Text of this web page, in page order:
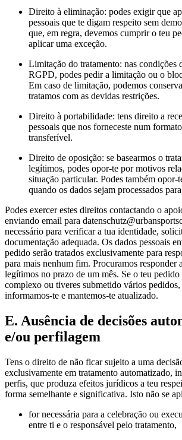
Direito à eliminação: podes exigir que
pessoais que te digam respeito sem
que, em regra, devemos cumprir o teu
aplicar uma exceção.
Limitação do tratamento: nas condições
RGPD, podes pedir a limitação ou o
Em caso de limitação, podemos
tratamos com as devidas restrições.
Direito à portabilidade: tens direito a
pessoais que nos forneceste num
transferível.
Direito de oposição: se basearmos o
legítimos, podes opor-te por motivos
situação particular. Podes também opor-
quando os dados sejam processados
Podes exercer estes direitos contactando o
enviando email para
necessário para verificar a tua identidade,
documentação adequada. Os dados pessoais
pedido serão tratados exclusivamente para
para mais nenhum fim. Procuramos responder
legítimos no prazo de um mês. Se o teu
complexo ou tiveres submetido vários
informamos-te e mantemos-te atualizado.
E. Ausência de decisões
e/ou perfilagem
Tens o direito de não ficar sujeito a uma
exclusivamente em tratamento automatizado,
perfis, que produza efeitos jurídicos a teu
forma semelhante e significativa. Isto não se
for necessária para a celebração ou
entre ti e o responsável pelo tratamento,